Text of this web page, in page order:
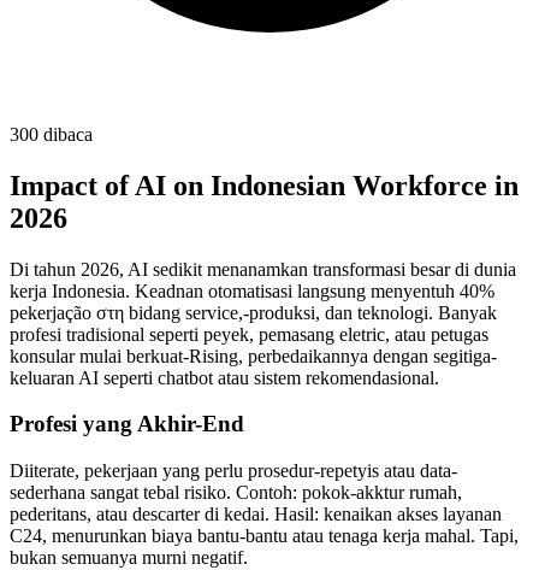
300 dibaca
Impact of AI on Indonesian Workforce in
2026
Di tahun 2026, AI sedikit menanamkan transformasi besar di dunia
kerja Indonesia. Keadnan otomatisasi langsung menyentuh 40%
pekerjação στη bidang service,-produksi, dan teknologi. Banyak
profesi tradisional seperti peyek, pemasang eletric, atau petugas
konsular mulai berkuat-Rising, perbedaikannya dengan segitiga-
keluaran AI seperti chatbot atau sistem rekomendasional.
Profesi yang Akhir-End
Diiterate, pekerjaan yang perlu prosedur-repetyis atau data-
sederhana sangat tebal risiko. Contoh: pokok-akktur rumah,
pederitans, atau descarter di kedai. Hasil: kenaikan akses layanan
C24, menurunkan biaya bantu-bantu atau tenaga kerja mahal. Tapi,
bukan semuanya murni negatif.